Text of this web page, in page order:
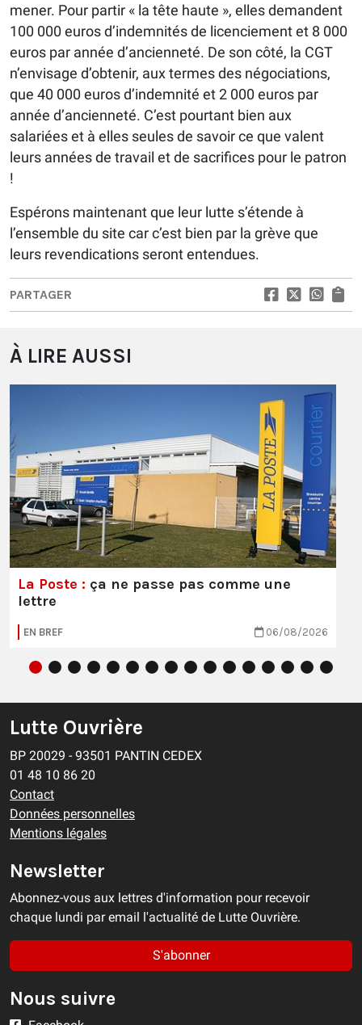
mener. Pour partir « la tête haute », elles demandent
100 000 euros d’indemnités de licenciement et 8 000
euros par année d’ancienneté. De son côté, la CGT
n’envisage d’obtenir, aux termes des négociations,
que 40 000 euros d’indemnité et 2 000 euros par
année d’ancienneté. C’est pourtant bien aux
salariées et à elles seules de savoir ce que valent
leurs années de travail et de sacrifices pour le patron
!
Espérons maintenant que leur lutte s’étende à
l’ensemble du site car c’est bien par la grève que
leurs revendications seront entendues.
PARTAGER
À LIRE AUSSI
La Poste : ça ne passe pas comme une
lettre
EN BREF 06/08/2026
Lutte Ouvrière
BP 20029 - 93501 PANTIN CEDEX
01 48 10 86 20
Contact
Données personnelles
Mentions légales
Newsletter
Abonnez-vous aux lettres d'information pour recevoir
chaque lundi par email l'actualité de Lutte Ouvrière.
S'abonner
Nous suivre